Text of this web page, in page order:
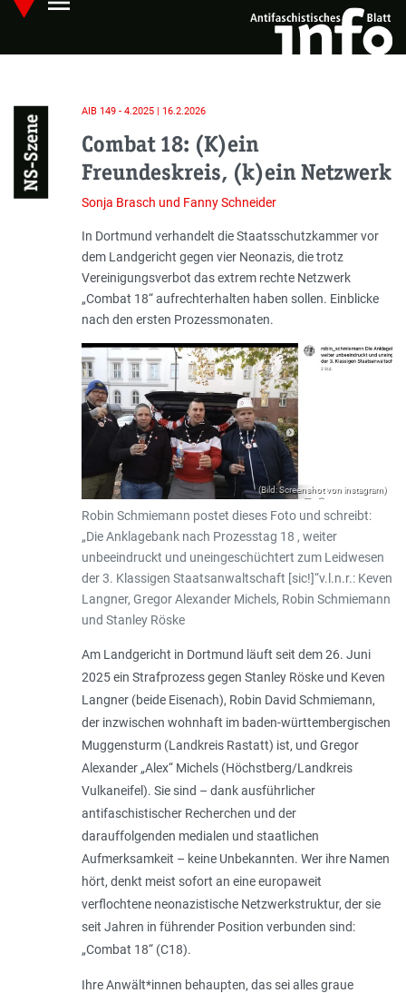
Skip
main
Hauptmenü öffnen
NS-Szene
AIB 149 - 4.2025 | 16.2.2026
Combat 18: (K)ein
Freundeskreis, (k)ein Netzwerk
Sonja Brasch und Fanny Schneider
Einleitung
In Dortmund verhandelt die Staatsschutzkammer vor
dem Landgericht gegen vier Neonazis, die trotz
Vereinigungsverbot das extrem rechte Netzwerk
„Combat 18“ aufrechterhalten haben sollen. Einblicke
nach den ersten Prozessmonaten.
(Bild: Screenshot von instagram)
Robin Schmiemann postet dieses Foto und schreibt:
„Die Anklagebank nach Prozesstag 18 , weiter
unbeeindruckt und uneingeschüchtert zum Leidwesen
der 3. Klassigen Staatsanwaltschaft [sic!]“v.l.n.r.: Keven
Langner, Gregor Alexander Michels, Robin Schmiemann
und Stanley Röske
Am Landgericht in Dortmund läuft seit dem 26. Juni
2025 ein Strafprozess gegen Stanley Röske und Keven
Langner (beide Eisenach), Robin David Schmiemann,
der inzwischen wohnhaft im baden-württembergischen
Muggensturm (Landkreis Rastatt) ist, und Gregor
Alexander „Alex“ Michels (Höchstberg/Landkreis
Vulkaneifel). Sie sind – dank ausführlicher
antifaschistischer Recherchen und der
darauffolgenden medialen und staatlichen
Aufmerksamkeit – keine Unbekannten. Wer ihre Namen
hört, denkt meist sofort an eine europaweit
verflochtene neonazistische Netzwerkstruktur, der sie
seit Jahren in führender Position verbunden sind:
„Combat 18“ (C18).
Ihre Anwält*innen behaupten, das sei alles graue